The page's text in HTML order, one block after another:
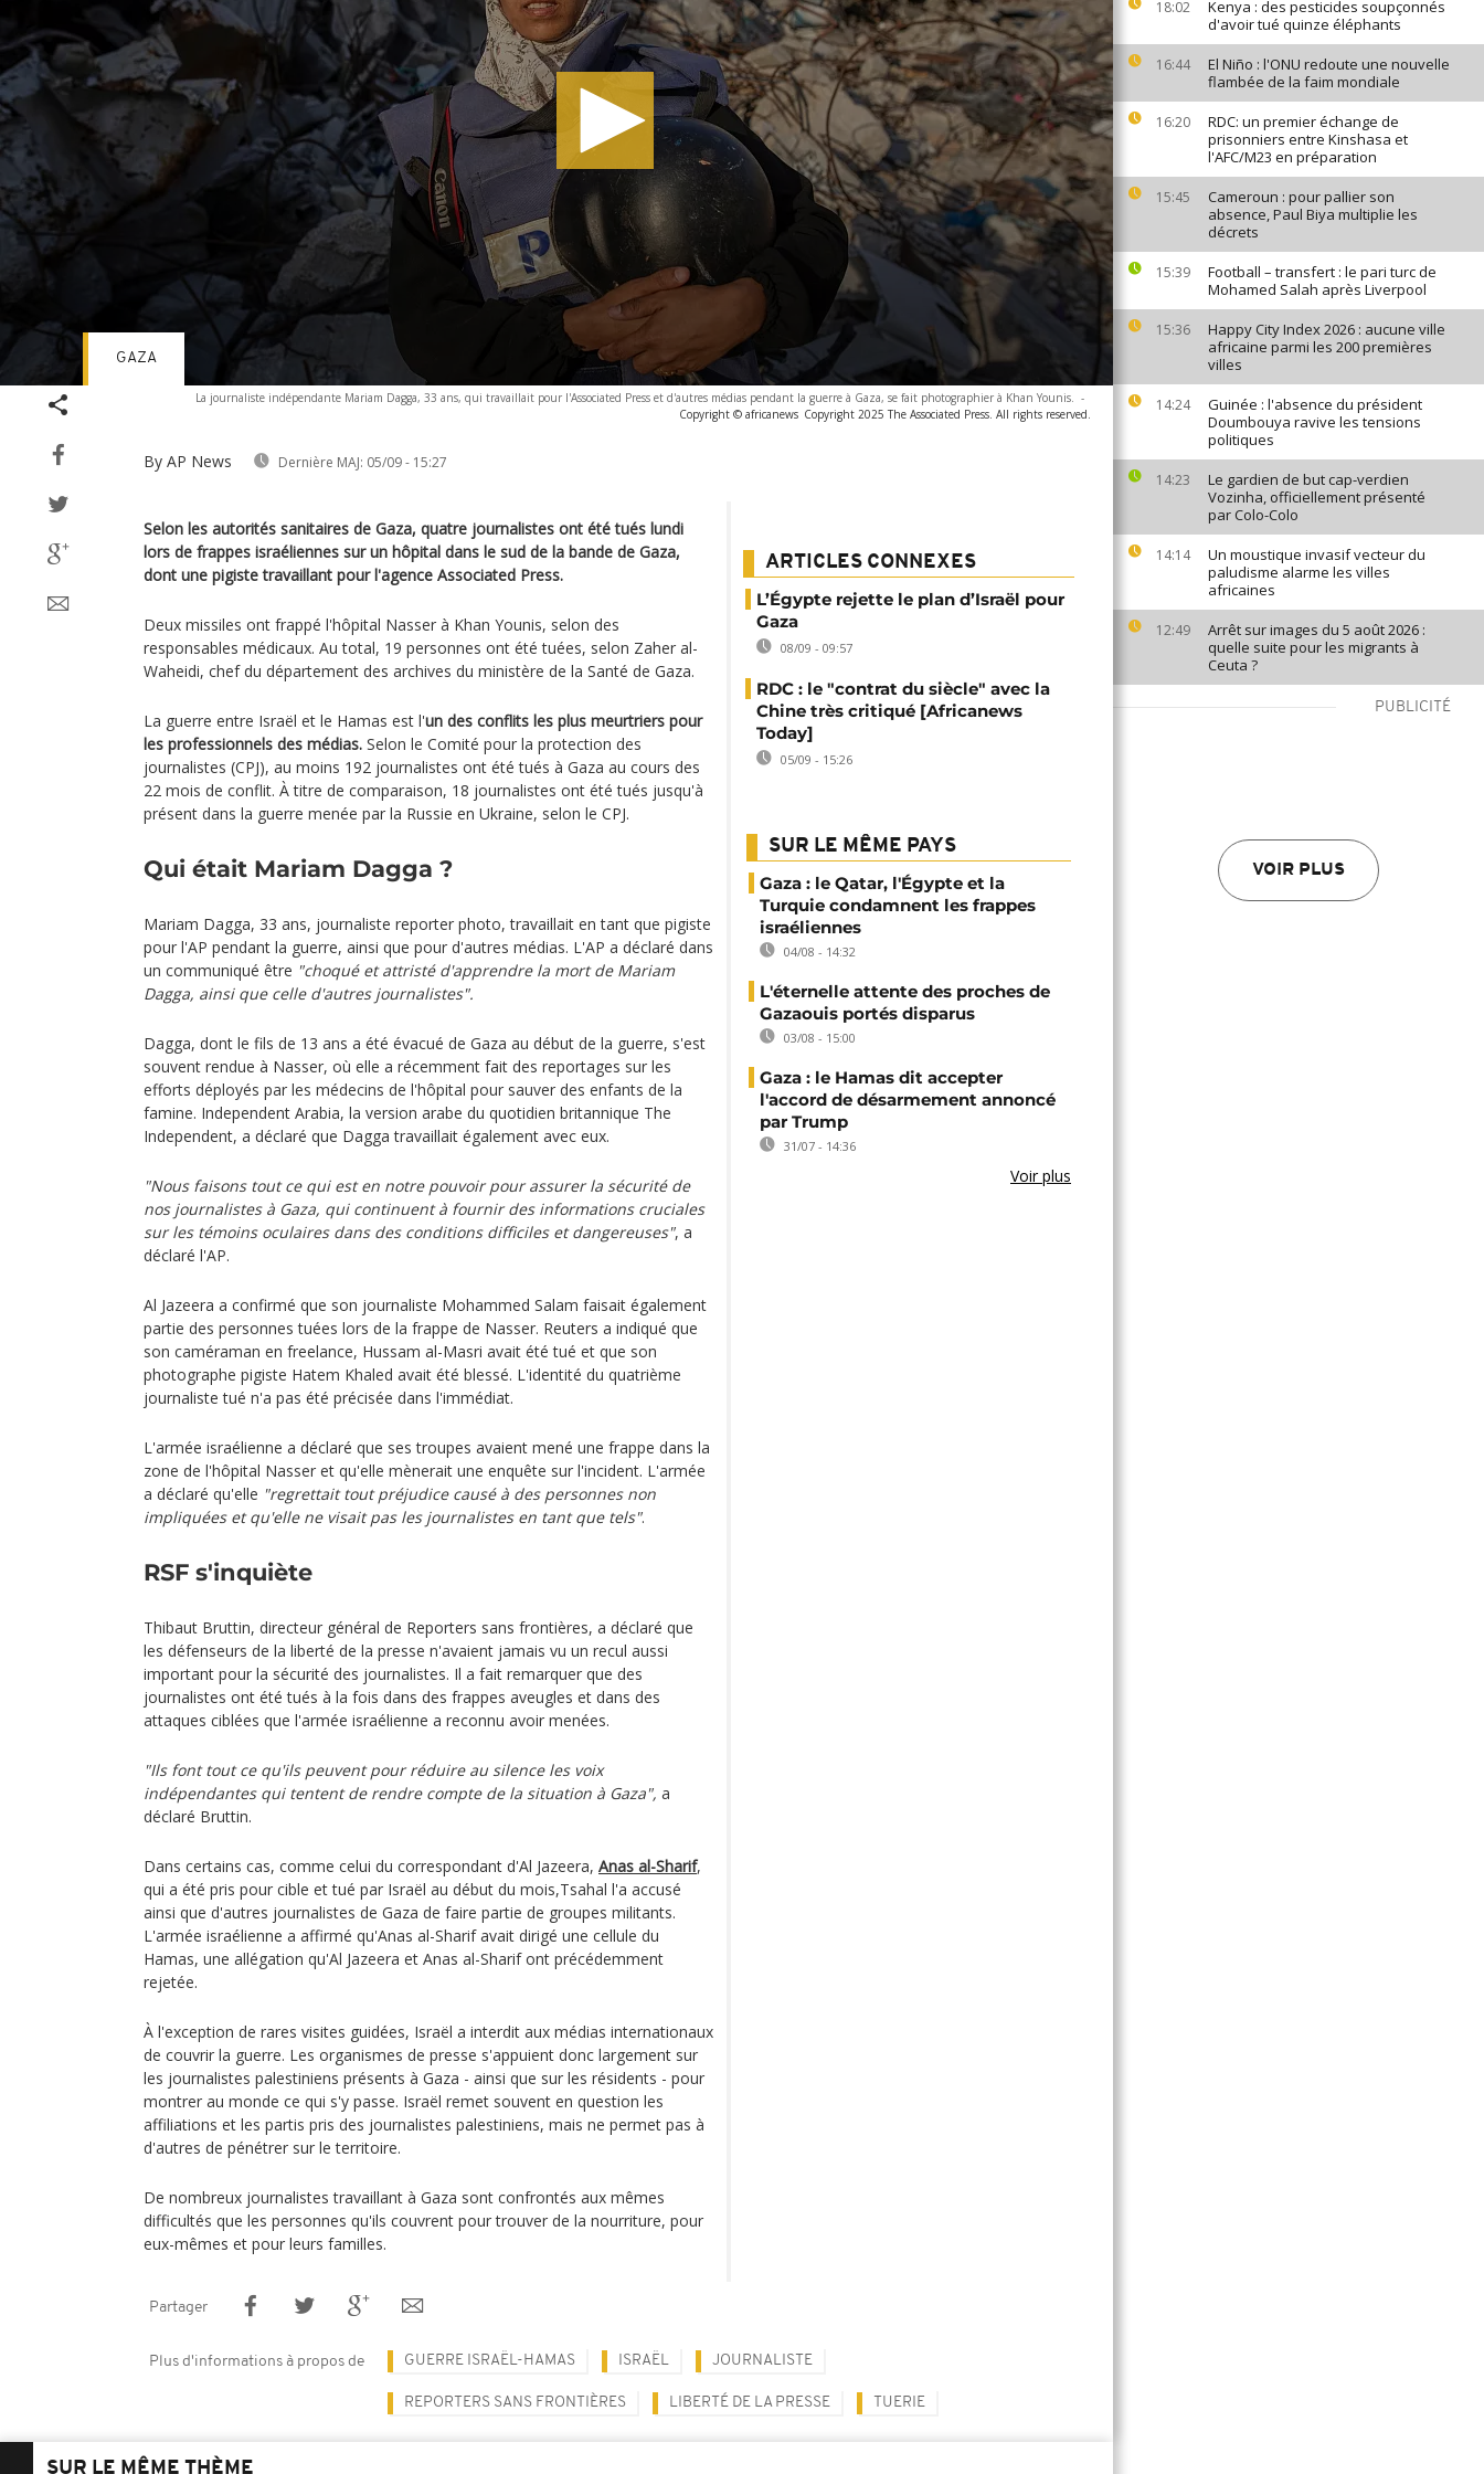
18:02
Kenya : des pesticides soupçonnés
d'avoir tué quinze éléphants
16:44
El Niño : l'ONU redoute une nouvelle
flambée de la faim mondiale
16:20
RDC: un premier échange de
prisonniers entre Kinshasa et
l'AFC/M23 en préparation
15:45
Cameroun : pour pallier son
absence, Paul Biya multiplie les
décrets
15:39
Football – transfert : le pari turc de
Mohamed Salah après Liverpool
15:36
Happy City Index 2026 : aucune ville
africaine parmi les 200 premières
villes
14:24
Guinée : l'absence du président
Doumbouya ravive les tensions
politiques
14:23
Le gardien de but cap-verdien
Vozinha, officiellement présenté
par Colo-Colo
14:14
Un moustique invasif vecteur du
paludisme alarme les villes
africaines
12:49
Arrêt sur images du 5 août 2026 :
quelle suite pour les migrants à
Ceuta ?
PUBLICITÉ
VOIR PLUS
La journaliste indépendante Mariam Dagga, 33 ans, qui travaillait pour l'Associated Press et d'autres médias pendant la guerre à Gaza, se fait photographier à Khan Younis. -
Copyright © africanews Copyright 2025 The Associated Press. All rights reserved.
By AP News Dernière MAJ: 05/09 - 15:27
GAZA
Selon les autorités sanitaires de Gaza, quatre journalistes ont été tués lundi
lors de frappes israéliennes sur un hôpital dans le sud de la bande de Gaza,
dont une pigiste travaillant pour l'agence Associated Press.
Deux missiles ont frappé l'hôpital Nasser à Khan Younis, selon des
responsables médicaux. Au total, 19 personnes ont été tuées, selon Zaher al-
Waheidi, chef du département des archives du ministère de la Santé de Gaza.
La guerre entre Israël et le Hamas est l'un des conflits les plus meurtriers pour
les professionnels des médias. Selon le Comité pour la protection des
journalistes (CPJ), au moins 192 journalistes ont été tués à Gaza au cours des
22 mois de conflit. À titre de comparaison, 18 journalistes ont été tués jusqu'à
présent dans la guerre menée par la Russie en Ukraine, selon le CPJ.
Qui était Mariam Dagga ?
Mariam Dagga, 33 ans, journaliste reporter photo, travaillait en tant que pigiste
pour l'AP pendant la guerre, ainsi que pour d'autres médias. L'AP a déclaré dans
un communiqué être "choqué et attristé d'apprendre la mort de Mariam
Dagga, ainsi que celle d'autres journalistes".
Dagga, dont le fils de 13 ans a été évacué de Gaza au début de la guerre, s'est
souvent rendue à Nasser, où elle a récemment fait des reportages sur les
efforts déployés par les médecins de l'hôpital pour sauver des enfants de la
famine. Independent Arabia, la version arabe du quotidien britannique The
Independent, a déclaré que Dagga travaillait également avec eux.
"Nous faisons tout ce qui est en notre pouvoir pour assurer la sécurité de
nos journalistes à Gaza, qui continuent à fournir des informations cruciales
sur les témoins oculaires dans des conditions difficiles et dangereuses", a
déclaré l'AP.
Al Jazeera a confirmé que son journaliste Mohammed Salam faisait également
partie des personnes tuées lors de la frappe de Nasser. Reuters a indiqué que
son caméraman en freelance, Hussam al-Masri avait été tué et que son
photographe pigiste Hatem Khaled avait été blessé. L'identité du quatrième
journaliste tué n'a pas été précisée dans l'immédiat.
L'armée israélienne a déclaré que ses troupes avaient mené une frappe dans la
zone de l'hôpital Nasser et qu'elle mènerait une enquête sur l'incident. L'armée
a déclaré qu'elle "regrettait tout préjudice causé à des personnes non
impliquées et qu'elle ne visait pas les journalistes en tant que tels".
RSF s'inquiète
Thibaut Bruttin, directeur général de Reporters sans frontières, a déclaré que
les défenseurs de la liberté de la presse n'avaient jamais vu un recul aussi
important pour la sécurité des journalistes. Il a fait remarquer que des
journalistes ont été tués à la fois dans des frappes aveugles et dans des
attaques ciblées que l'armée israélienne a reconnu avoir menées.
"Ils font tout ce qu'ils peuvent pour réduire au silence les voix
indépendantes qui tentent de rendre compte de la situation à Gaza", a
déclaré Bruttin.
Dans certains cas, comme celui du correspondant d'Al Jazeera, Anas al-Sharif,
qui a été pris pour cible et tué par Israël au début du mois,Tsahal l'a accusé
ainsi que d'autres journalistes de Gaza de faire partie de groupes militants.
L'armée israélienne a affirmé qu'Anas al-Sharif avait dirigé une cellule du
Hamas, une allégation qu'Al Jazeera et Anas al-Sharif ont précédemment
rejetée.
À l'exception de rares visites guidées, Israël a interdit aux médias internationaux
de couvrir la guerre. Les organismes de presse s'appuient donc largement sur
les journalistes palestiniens présents à Gaza - ainsi que sur les résidents - pour
montrer au monde ce qui s'y passe. Israël remet souvent en question les
affiliations et les partis pris des journalistes palestiniens, mais ne permet pas à
d'autres de pénétrer sur le territoire.
De nombreux journalistes travaillant à Gaza sont confrontés aux mêmes
difficultés que les personnes qu'ils couvrent pour trouver de la nourriture, pour
eux-mêmes et pour leurs familles.
ARTICLES CONNEXES
L’Égypte rejette le plan d’Israël pour
Gaza
08/09 - 09:57
RDC : le "contrat du siècle" avec la
Chine très critiqué [Africanews
Today]
05/09 - 15:26
SUR LE MÊME PAYS
Gaza : le Qatar, l'Égypte et la
Turquie condamnent les frappes
israéliennes
04/08 - 14:32
L'éternelle attente des proches de
Gazaouis portés disparus
03/08 - 15:00
Gaza : le Hamas dit accepter
l'accord de désarmement annoncé
par Trump
31/07 - 14:36
Voir plus
Partager
Plus d'informations à propos de GUERRE ISRAËL-HAMAS ISRAËL JOURNALISTE
REPORTERS SANS FRONTIÈRES LIBERTÉ DE LA PRESSE TUERIE
SUR LE MÊME THÈME